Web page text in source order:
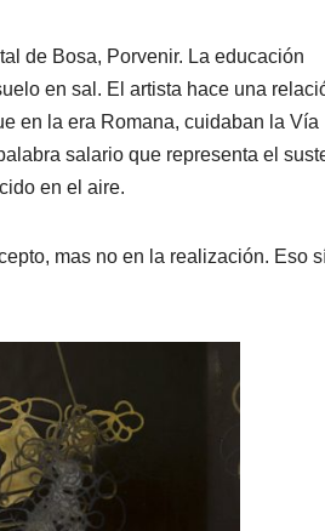
de Bosa, Porvenir. La educación
en sal. El artista hace una
en la era Romana, cuidaban la Vía
salario que representa el
en el aire.
mas no en la realización. Eso